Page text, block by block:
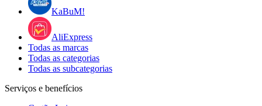
KaBuM!
AliExpress
Todas as marcas
Todas as categorias
Todas as subcategorias
Serviços e benefícios